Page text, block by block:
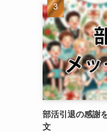
部活引退の感謝
文